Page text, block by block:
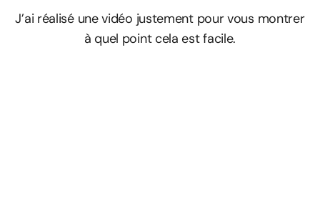
J’ai réalisé une vidéo justement pour vous montrer
à quel point cela est facile.